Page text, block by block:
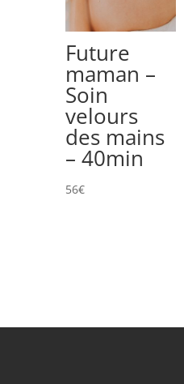
Future
maman –
Soin
velours
des mains
– 40min
56€